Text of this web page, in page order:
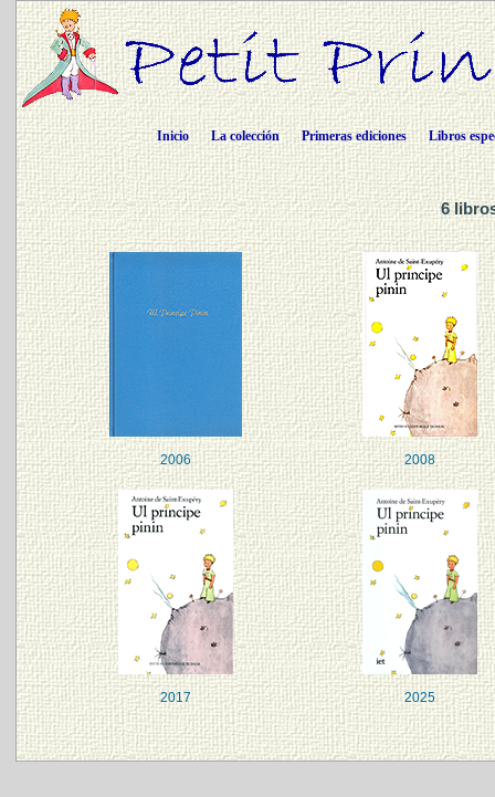
Inicio La colección Primeras ediciones Libros
6
2006 2008
2017 2025